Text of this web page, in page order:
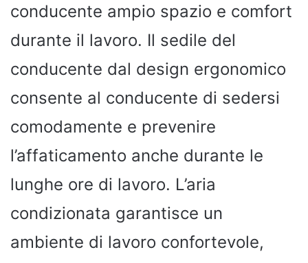
conducente ampio spazio e comfort
durante il lavoro. Il sedile del
conducente dal design ergonomico
consente al conducente di sedersi
comodamente e prevenire
l’affaticamento anche durante le
lunghe ore di lavoro. L’aria
condizionata garantisce un
ambiente di lavoro confortevole,